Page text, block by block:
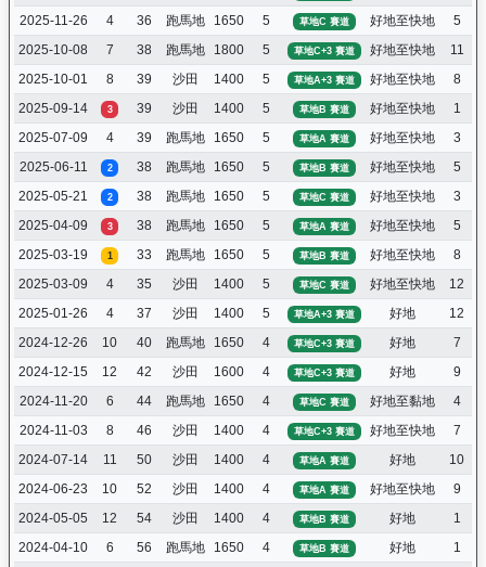
2025-11-26
4 36 跑馬地 1650 5 草地C 賽道 好地至快地 5
2025-10-08
7 38 跑馬地 1800 5 草地C+3 賽道 好地至快地 11
2025-10-01
8 39 沙田 1400 5 草地A+3 賽道 好地至快地 8
2025-09-14
3 39 沙田 1400 5 草地B 賽道 好地至快地 1
2025-07-09
4 39 跑馬地 1650 5 草地A 賽道 好地至快地 3
2025-06-11
2 38 跑馬地 1650 5 草地B 賽道 好地至快地 5
2025-05-21
2 38 跑馬地 1650 5 草地C 賽道 好地至快地 3
2025-04-09
3 38 跑馬地 1650 5 草地A 賽道 好地至快地 5
2025-03-19
1 33 跑馬地 1650 5 草地B 賽道 好地至快地 8
2025-03-09
4 35 沙田 1400 5 草地C 賽道 好地至快地 12
2025-01-26
4 37 沙田 1400 5 草地A+3 賽道 好地 12
2024-12-26
10 40 跑馬地 1650 4 草地C+3 賽道 好地 7
2024-12-15
12 42 沙田 1600 4 草地C+3 賽道 好地 9
2024-11-20
6 44 跑馬地 1650 4 草地C 賽道 好地至黏地 4
2024-11-03
8 46 沙田 1400 4 草地C+3 賽道 好地至快地 7
2024-07-14
11 50 沙田 1400 4 草地A 賽道 好地 10
2024-06-23
10 52 沙田 1400 4 草地A 賽道 好地至快地 9
2024-05-05
12 54 沙田 1400 4 草地B 賽道 好地 1
2024-04-10
6 56 跑馬地 1650 4 草地B 賽道 好地 1